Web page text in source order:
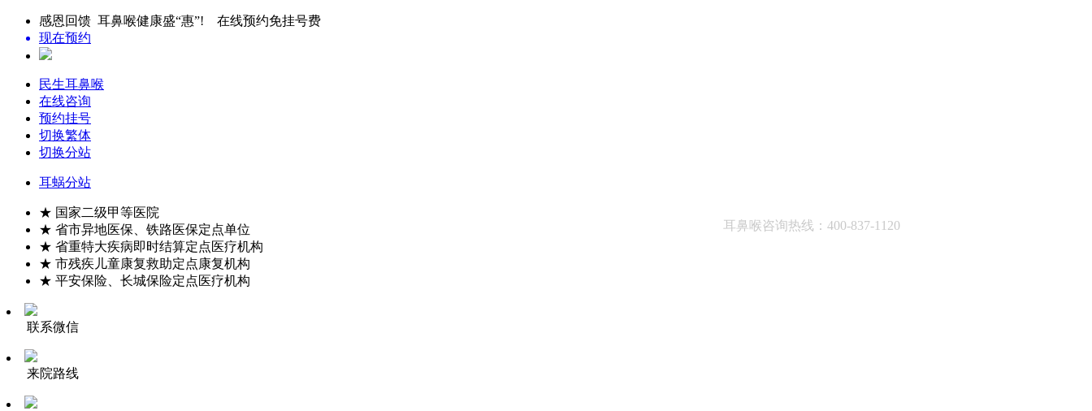
感恩回馈 耳鼻喉健康盛“惠”! 在线预约免挂号费
现在预约
民生耳鼻喉
在线咨询
预约挂号
切换繁体
切换分站
耳蜗分站
耳鼻喉咨询热线：400-837-1120
★ 国家二级甲等医院
★ 省市异地医保、铁路医保定点单位
★ 省重特大疾病即时结算定点医疗机构
★ 市残疾儿童康复救助定点康复机构
★ 平安保险、长城保险定点医疗机构
联系微信
来院路线